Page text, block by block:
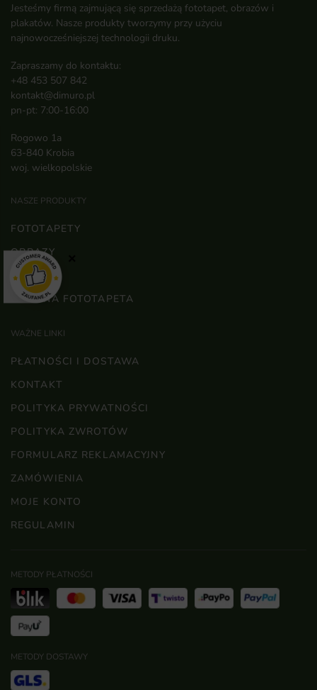
Jesteśmy firmą zajmującą się sprzedażą fototapet, obrazów i
plakatów. Nasze produkty tworzymy przy użyciu
najnowocześniejszej technologii druku.
Zapraszamy do kontaktu:
+48 453 507 842
kontakt@dimuro.pl
pn-pt: 7:00-16:00
Rogowo 1a
63-840 Krobia
woj. wielkopolskie
NASZE PRODUKTY
FOTOTAPETY
OBRAZY
PLAKATY
WŁASNA FOTOTAPETA
WAŻNE LINKI
PŁATNOŚCI I DOSTAWA
KONTAKT
POLITYKA PRYWATNOŚCI
POLITYKA ZWROTÓW
FORMULARZ REKLAMACYJNY
ZAMÓWIENIA
MOJE KONTO
REGULAMIN
METODY PŁATNOŚCI
METODY DOSTAWY